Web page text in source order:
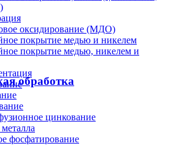
обработка
оксидирование (МДО)
покрытие медью и никелем
покрытие медью, никелем и
цинкование
фосфатирование